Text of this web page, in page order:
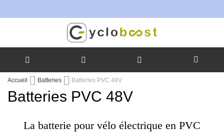
Allez
contenu
Accueil Batteries Batteries PVC 48V
Batteries PVC 48V
La batterie pour vélo électrique en PVC